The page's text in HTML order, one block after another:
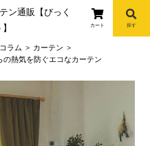
カート 探す
ラム
カーテン
熱気を防ぐエコなカーテン